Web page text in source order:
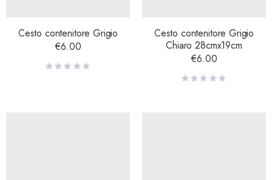
Cesto contenitore Grigio
€6.00
Cesto contenitore Grigio
Chiaro 28cmx19cm
€6.00